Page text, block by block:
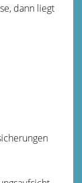
dann liegt